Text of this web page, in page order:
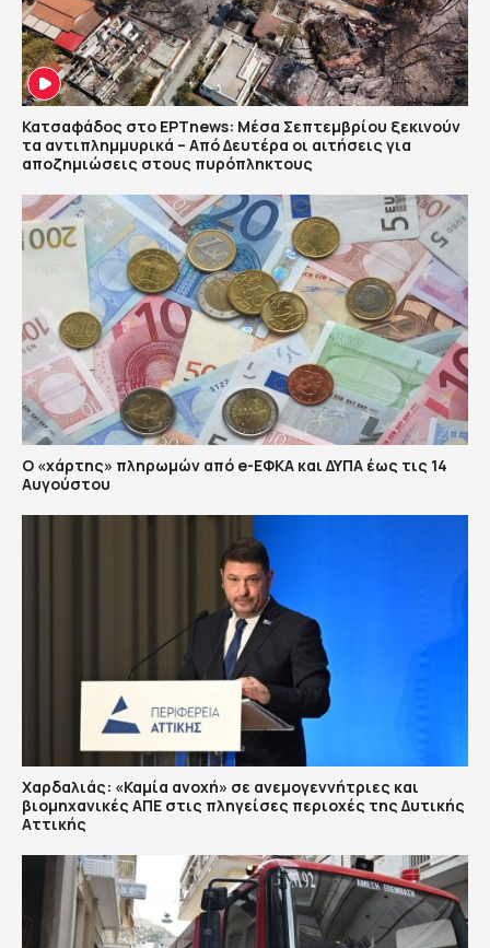
Κατσαφάδος στο ΕΡΤnews: Μέσα Σεπτεμβρίου ξεκινούν
τα αντιπλημμυρικά – Από Δευτέρα οι αιτήσεις για
αποζημιώσεις στους πυρόπληκτους
Ο «χάρτης» πληρωμών από e-ΕΦΚΑ και ΔΥΠΑ έως τις 14
Αυγούστου
Χαρδαλιάς: «Καμία ανοχή» σε ανεμογεννήτριες και
βιομηχανικές ΑΠΕ στις πληγείσες περιοχές της Δυτικής
Αττικής